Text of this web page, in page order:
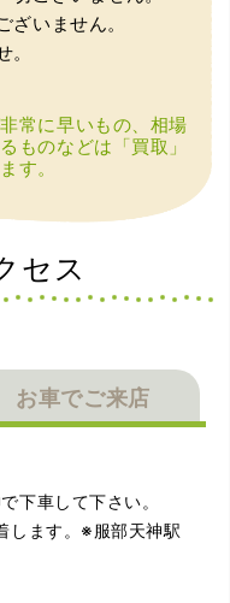
持っていた方の宝石
価値をいろいろ教え
いと思いました。
に中古品の購入)慣れて
全く違う、とても良い
ました。この度は、本
ざいません。
。
常に早いもの、相場
ものなどは「買取」
す。
セス
お車でご来店
下車して下さい。
します。※服部天神駅